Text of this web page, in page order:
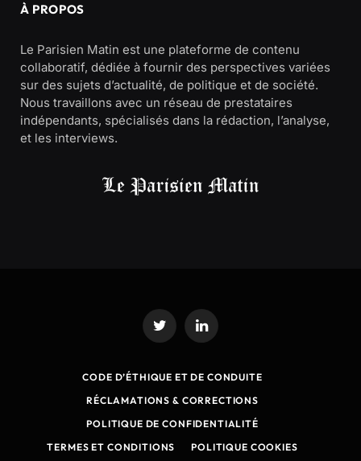
À PROPOS
Le Parisien Matin est une plateforme de contenu
collaboratif, dédiée à fournir des perspectives variées
sur des sujets d’actualité, de politique et de société.
Nous travaillons avec un réseau de prestataires
indépendants, spécialisés dans la rédaction, l’analyse,
et les interviews.
Twitter LinkedIn
CODE D’ÉTHIQUE ET DE CONDUITE
RÉCLAMATIONS & CORRECTIONS
POLITIQUE DE CONFIDENTIALITÉ
TERMES ET CONDITIONS
POLITIQUE COOKIES